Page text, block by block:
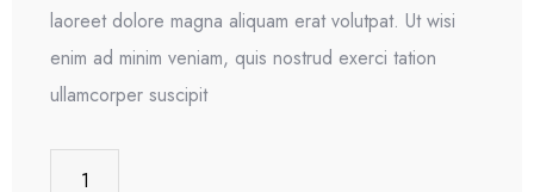
laoreet dolore magna aliquam erat volutpat. Ut wisi
enim ad minim veniam, quis nostrud exerci tation
ullamcorper suscipit